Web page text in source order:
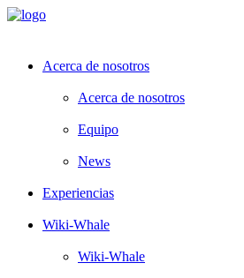
Acerca de nosotros
Acerca de nosotros
Equipo
News
Experiencias
Wiki-Whale
Wiki-Whale